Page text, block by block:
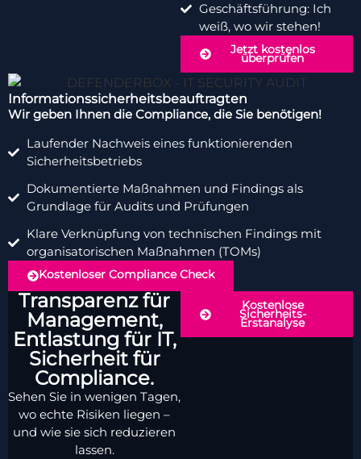
Geschäftsführung: Ich
weiß, wo wir stehen!
Jetzt kostenlos
überprüfen
Informationssicherheitsbeauftragten
Wir geben Ihnen die Compliance, die Sie benötigen!
Laufender Nachweis eines funktionierenden
Sicherheitsbetriebs
Dokumentierte Maßnahmen und Findings als
Grundlage für Audits und Prüfungen
Klare Verknüpfung von technischen Findings mit
organisatorischen Maßnahmen (TOMs)
Kostenloser Compliance Check
Transparenz für
Management,
Entlastung für IT,
Sicherheit für
Compliance.
Sehen Sie in wenigen Tagen,
wo echte Risiken liegen –
und wie sie sich reduzieren
lassen.
Kostenlose
Sicherheits-
Erstanalyse